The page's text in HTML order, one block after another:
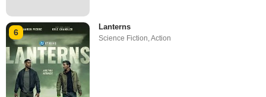
6
Lanterns
Science Fiction,Action